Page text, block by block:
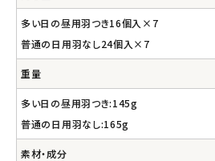
多い日の昼用羽つき16個入×7
普通の日用羽なし24個入×7
重量
多い日の昼用羽つき:145g
普通の日用羽なし:165g
素材・成分